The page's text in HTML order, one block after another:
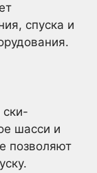
спуска и
шасси и
позволяют